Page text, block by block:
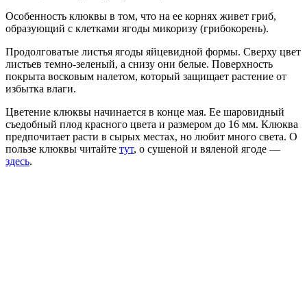
Особенность клюквы в том, что на ее корнях живет гриб,
образующий с клетками ягоды микоризу (грибокорень).
Продолговатые листья ягоды яйцевидной формы. Сверху цвет
листьев темно-зеленый, а снизу они белые. Поверхность
покрыта восковым налетом, который защищает растение от
избытка влаги.
Цветение клюквы начинается в конце мая. Ее шаровидный
съедобный плод красного цвета и размером до 16 мм. Клюква
предпочитает расти в сырых местах, но любит много света. О
пользе клюквы читайте тут, о сушеной и вяленой ягоде —
здесь.